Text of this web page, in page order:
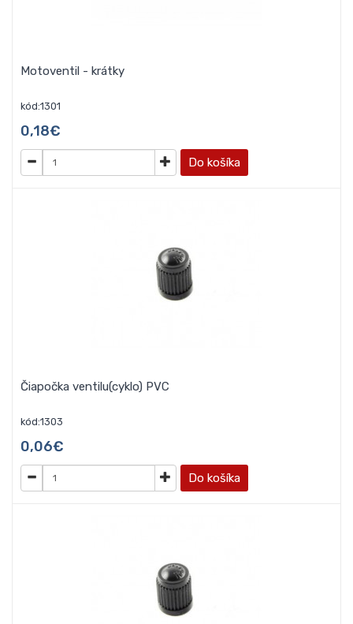
Motoventil - krátky
kód:1301
0,18€
Do košíka
Čiapočka ventilu(cyklo) PVC
kód:1303
0,06€
Do košíka